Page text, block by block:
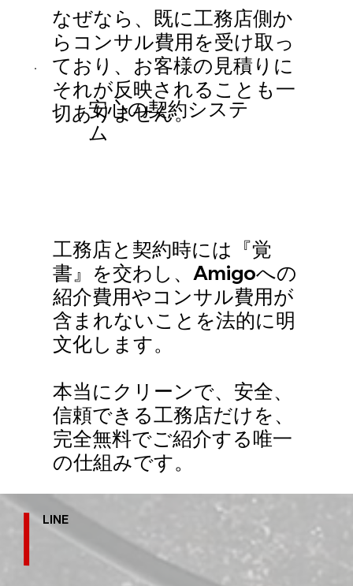
安心の契約システ
ム
工務店と契約時には『覚
書』を交わし、Amigoへの
紹介費用やコンサル費用が
含まれないことを法的に明
文化します。
本当にクリーンで、安全、
信頼できる工務店だけを、
完全無料でご紹介する唯一
の仕組みです。
なぜなら、既に工務店側か
らコンサル費用を受け取っ
ており、お客様の見積りに
それが反映されることも一
切ありません。
LINE